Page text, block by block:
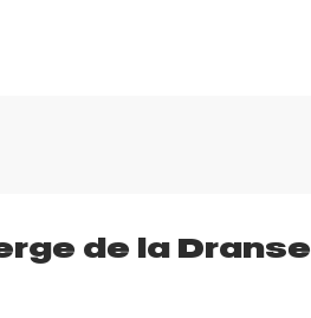
de la Dranse